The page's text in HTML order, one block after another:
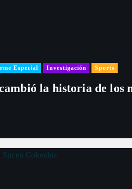
Especial Investigación Sports
la historia de